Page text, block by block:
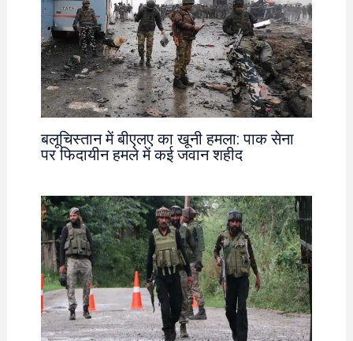
बलूचिस्तान में बीएलए का खूनी हमला: पाक सेना
पर फिदायीन हमले में कई जवान शहीद